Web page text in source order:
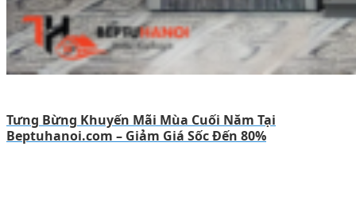
Tưng Bừng Khuyến Mãi Mùa Cuối Năm Tại
Beptuhanoi.com – Giảm Giá Sốc Đến 80%